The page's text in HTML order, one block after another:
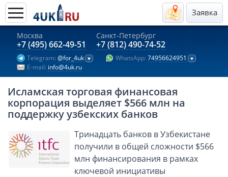
Заявка
Москва
+7 (495) 662-49-51
Санкт-Петербург
+7 (812) 490-74-52
Telegram: @for_4uk WhatsApp: 74956624951
E-mail: info@4uk.ru
Актуальные предложения 2026
Компании в Гонконге
Английские компании LTD
Киргизия (компания и счёт)
Компании в Китае
Казахстан (компания и счёт)
Открытие счета в банках Казахстана
Платежная система Гонконга
Исламская торговая финансовая
корпорация выделяет $566 млн на
поддержку узбекских банков
Тринадцать банков в Узбекистане
получили в общей сложности $566
млн финансирования в рамках
ключевой инициативы